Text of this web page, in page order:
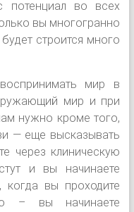
потенциал во всех
вы многогранно
строится много
мир в
мир и при
нужно кроме того,
— еще высказывать
через клиническую
и вы начинаете
вы проходите
– вы начинаете